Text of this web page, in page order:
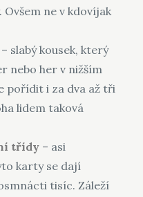
ne v kdovíjak
slabý kousek, který
nebo her v nižším
pořídit i za dva až tři
lidem taková
třídy– asi
karty se dají
tisíc. Záleží